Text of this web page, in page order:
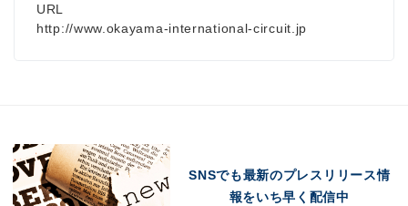
URL
http://www.okayama-international-circuit.jp
SNSでも最新のプレスリリース情
報をいち早く配信中